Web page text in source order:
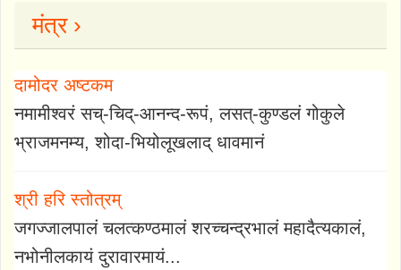
मंत्र ›
दामोदर अष्टकम
नमामीश्वरं सच्-चिद्-आनन्द-रूपं, लसत्-कुण्डलं गोकुले
भ्राजमनम्य, शोदा-भियोलूखलाद् धावमानं
श्री हरि स्तोत्रम्
जगज्जालपालं चलत्कण्ठमालं शरच्चन्द्रभालं महादैत्यकालं,
नभोनीलकायं दुरावारमायं...